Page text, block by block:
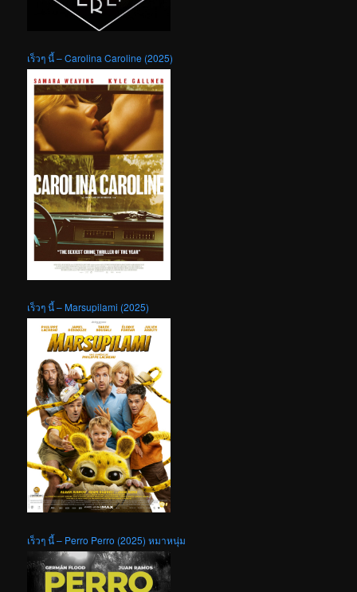
เร็วๆ นี้ – Carolina Caroline (2025)
เร็วๆ นี้ – Marsupilami (2025)
เร็วๆ นี้ – Perro Perro (2025) หมาหนุ่ม